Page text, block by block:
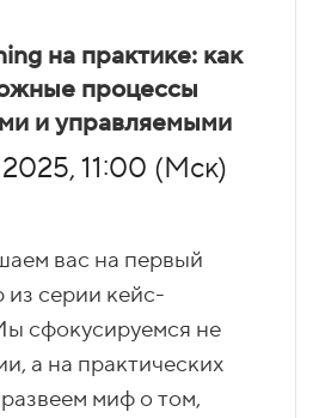
на практике: как
процессы
и управляемыми
11:00 (Мск)
вас на первый
из серии кейс-
сфокусируемся не
а на практических
миф о том,